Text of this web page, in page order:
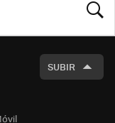
SUBIR